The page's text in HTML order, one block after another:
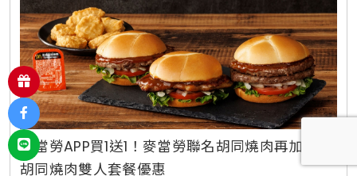
麥當勞APP買1送1！麥當勞聯名胡同燒肉再加碼送
胡同燒肉雙人套餐優惠